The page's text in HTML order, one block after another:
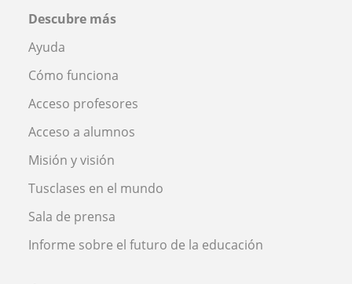
Descubre más
Ayuda
Cómo funciona
Acceso profesores
Acceso a alumnos
Misión y visión
Tusclases en el mundo
Sala de prensa
Informe sobre el futuro de la educación